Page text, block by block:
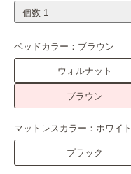
ベッドカラー： ブラウン
ウォルナット
ブラウン
マットレスカラー： ホワイト
ブラック